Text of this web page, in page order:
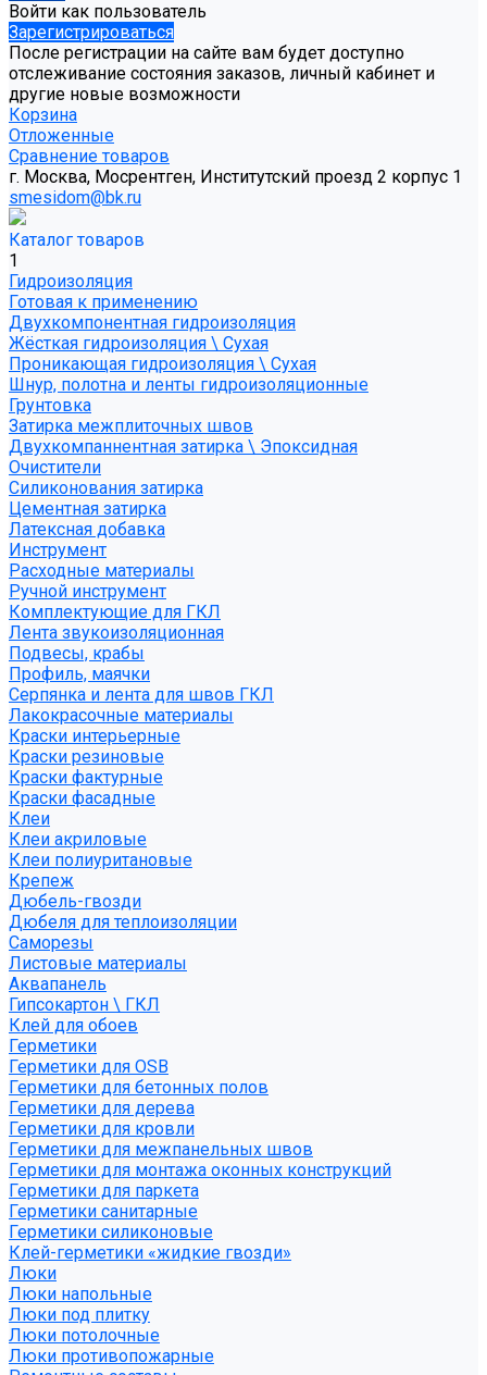
Войти как пользователь
Зарегистрироваться
После регистрации на сайте вам будет доступно
отслеживание состояния заказов, личный кабинет и
другие новые возможности
Корзина
Отложенные
Сравнение товаров
г. Москва, Мосрентген, Институтский проезд 2 корпус 1
smesidom@bk.ru
Каталог товаров
1
Гидроизоляция
Готовая к применению
Двухкомпонентная гидроизоляция
Жёсткая гидроизоляция \ Сухая
Проникающая гидроизоляция \ Сухая
Шнур, полотна и ленты гидроизоляционные
Грунтовка
Затирка межплиточных швов
Двухкомпаннентная затирка \ Эпоксидная
Очистители
Силиконования затирка
Цементная затирка
Латексная добавка
Инструмент
Расходные материалы
Ручной инструмент
Комплектующие для ГКЛ
Лента звукоизоляционная
Подвесы, крабы
Профиль, маячки
Серпянка и лента для швов ГКЛ
Лакокрасочные материалы
Краски интерьерные
Краски резиновые
Краски фактурные
Краски фасадные
Клеи
Клеи акриловые
Клеи полиуритановые
Крепеж
Дюбель-гвозди
Дюбеля для теплоизоляции
Саморезы
Листовые материалы
Аквапанель
Гипсокартон \ ГКЛ
Клей для обоев
Герметики
Герметики для OSB
Герметики для бетонных полов
Герметики для дерева
Герметики для кровли
Герметики для межпанельных швов
Герметики для монтажа оконных конструкций
Герметики для паркета
Герметики санитарные
Герметики силиконовые
Клей-герметики «жидкие гвозди»
Люки
Люки напольные
Люки под плитку
Люки потолочные
Люки противопожарные